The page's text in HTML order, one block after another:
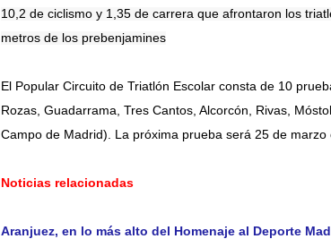
10,2 de ciclismo y 1,35 de carrera que afrontaron los
metros de los prebenjamines
El Popular Circuito de Triatlón Escolar consta de 10
Rozas, Guadarrama, Tres Cantos, Alcorcón, Rivas,
Campo de Madrid). La próxima prueba será 25 de marzo
Noticias relacionadas
Aranjuez, en lo más alto del Homenaje al Deporte